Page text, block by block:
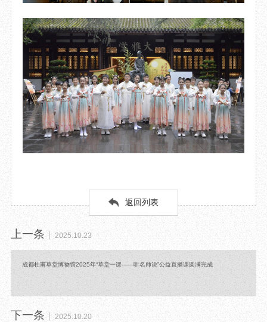
返回列表
上一条 2025.10.23
成都杜甫草堂博物馆2025年“草堂一课——听名师说”公益直播课圆满完成
下一条 2025.10.20